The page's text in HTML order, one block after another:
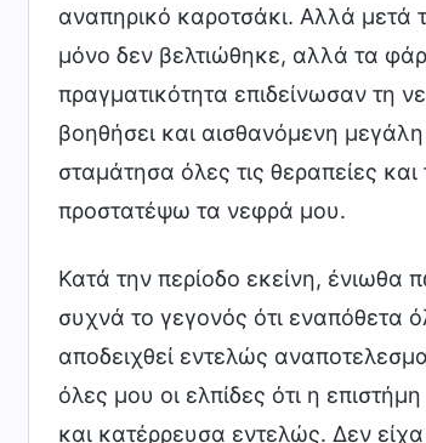
αναπηρικό καροτσάκι. Αλλά μετά
μόνο δεν βελτιώθηκε, αλλά τα
πραγματικότητα επιδείνωσαν τη
βοηθήσει και αισθανόμενη
σταμάτησα όλες τις θεραπείες
προστατέψω τα νεφρά μου.
Κατά την περίοδο εκείνη,
συχνά το γεγονός ότι εναπόθετα
αποδειχθεί εντελώς
όλες μου οι ελπίδες ότι η
και κατέρρευσα εντελώς. Δεν